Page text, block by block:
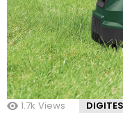
1.7k Views